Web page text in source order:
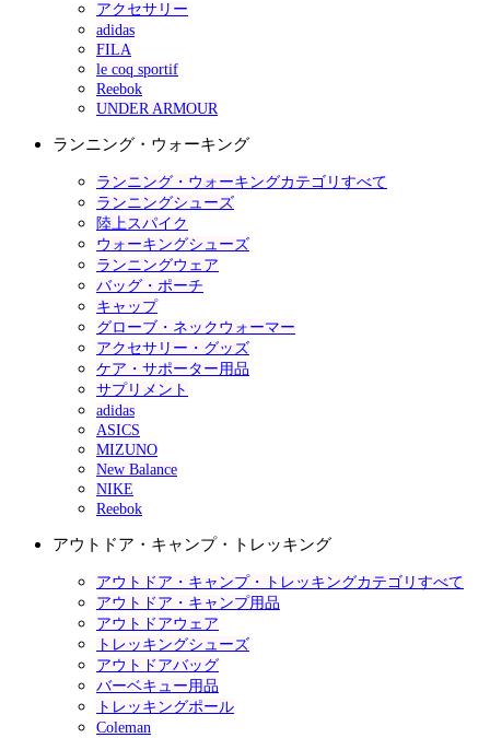
アクセサリー
adidas
FILA
le coq sportif
Reebok
UNDER ARMOUR
ランニング・ウォーキング
ランニング・ウォーキングカテゴリすべて
ランニングシューズ
陸上スパイク
ウォーキングシューズ
ランニングウェア
バッグ・ポーチ
キャップ
グローブ・ネックウォーマー
アクセサリー・グッズ
ケア・サポーター用品
サプリメント
adidas
ASICS
MIZUNO
New Balance
NIKE
Reebok
アウトドア・キャンプ・トレッキング
アウトドア・キャンプ・トレッキングカテゴリすべて
アウトドア・キャンプ用品
アウトドアウェア
トレッキングシューズ
アウトドアバッグ
バーベキュー用品
トレッキングポール
Coleman